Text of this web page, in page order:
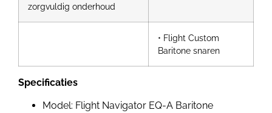
zorgvuldig onderhoud
• Flight Custom
Baritone snaren
Specificaties
Model: Flight Navigator EQ-A Baritone